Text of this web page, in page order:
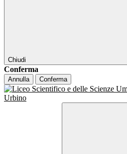
Chiudi
Conferma
Annulla Conferma